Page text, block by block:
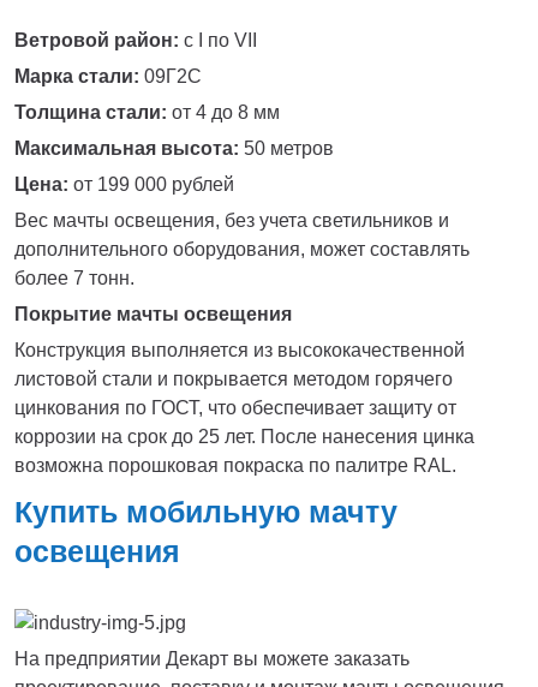
Ветровой район: с I по VII
Марка стали: 09Г2С
Толщина стали: от 4 до 8 мм
Максимальная высота: 50 метров
Цена: от 199 000 рублей
Вес мачты освещения, без учета светильников и
дополнительного оборудования, может составлять
более 7 тонн.
Покрытие мачты освещения
Конструкция выполняется из высококачественной
листовой стали и покрывается методом горячего
цинкования по ГОСТ, что обеспечивает защиту от
коррозии на срок до 25 лет. После нанесения цинка
возможна порошковая покраска по палитре RAL.
Купить мобильную мачту
освещения
На предприятии Декарт вы можете заказать